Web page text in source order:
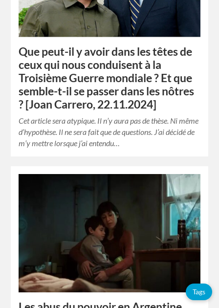
Que peut-il y avoir dans les têtes de
ceux qui nous conduisent à la
Troisième Guerre mondiale ? Et que
semble-t-il se passer dans les nôtres
? [Joan Carrero, 22.11.2024]
Cet article sera atypique. Il n’y aura pas de thèse. Ni même
d’hypothèse. Il ne sera fait que de questions. J’ai décidé de
m’y mettre lorsque j’ai entendu…
Tags